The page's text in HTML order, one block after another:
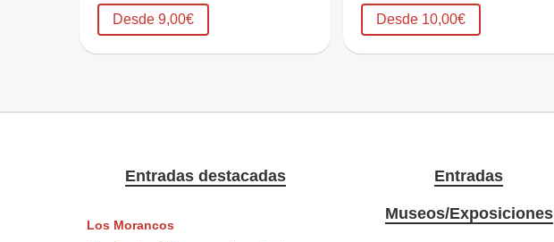
Desde 9,00€ Desde 10,00€
Entradas destacadas
Los Morancos
Entradas
Museos/Exposiciones